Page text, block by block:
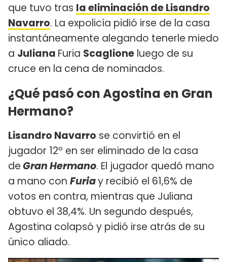
que tuvo tras la eliminación de Lisandro
Navarro. La expolicía pidió irse de la casa
instantáneamente alegando tenerle miedo
a Juliana Furia Scaglione luego de su
cruce en la cena de nominados.
¿Qué pasó con Agostina en Gran
Hermano?
Lisandro Navarro se convirtió en el
jugador 12º en ser eliminado de la casa
deGran Hermano. El jugador quedó mano
a mano con Furiay recibió el 61,6% de
votos en contra, mientras que Juliana
obtuvo el 38,4%. Un segundo después,
Agostina colapsó y pidió irse atrás de su
único aliado.